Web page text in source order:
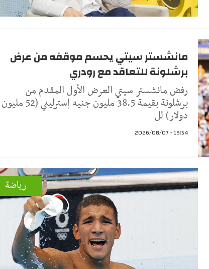
مانشستر سيتي يحسم موقفه من عرض
برشلونة للتعاقد مع رودري
رفض مانشستر سيتي العرض الأول المقدم من
برشلونة بقيمة 38.5 مليون جنيه إسترليني (52 مليون
دولار) لل
19:54 - 2026/08/07
رياضة